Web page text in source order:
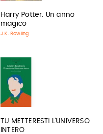
Harry Potter. Un anno
magico
J.K. Rowling
TU METTERESTI L'UNIVERSO
INTERO